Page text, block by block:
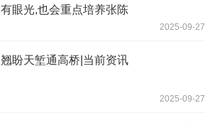
有眼光,也会重点培养张陈
2025-09-27
翘盼天堑通高桥|当前资讯
2025-09-27